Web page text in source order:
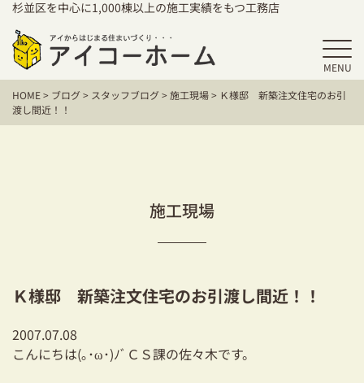
杉並区を中心に1,000棟以上の施工実績をもつ工務店
MENU
HOME
保証／アフターサポート
二世帯住宅をお考えの方
HOME> ブログ> スタッフブログ>施工現場> Ｋ様邸 新築注文住宅のお引
渡し間近！！
施工現場
Ｋ様邸 新築注文住宅のお引渡し間近！！
2007.07.08
こんにちは(｡･ω･)ﾉﾞＣＳ課の佐々木です。